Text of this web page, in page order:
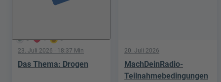
5 1 0
23. Juli 2026 · 18:37 Min
Das Thema: Drogen
20. Juli 2026
MachDeinRadio-
Teilnahmebedingungen